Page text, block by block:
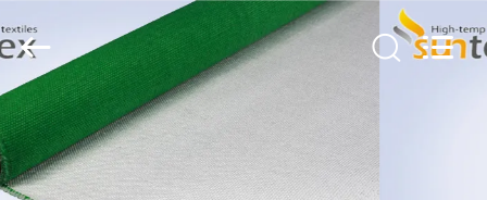
PARA
CASA
2026
Suntex
Composite
Co.,Ltd..
All
Rights
Reserved.